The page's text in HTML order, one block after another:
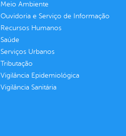
Meio Ambiente
Ouvidoria e Serviço de Informação
Recursos Humanos
Saúde
Serviços Urbanos
Tributação
Vigilância Epidemiológica
Vigilância Sanitária